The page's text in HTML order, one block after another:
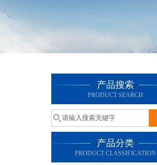
产品搜索
PRODUCT SEARCH
产品分类
PRODUCT CLASSIFICATION